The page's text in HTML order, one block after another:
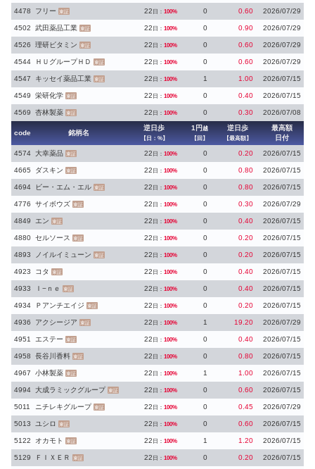
4478 フリー 東証 22 日： 100% 0 0.60 2026/07/29
4502 武田薬品工業 東証 22 日： 100% 0 0.90 2026/07/29
4526 理研ビタミン 東証 22 日： 100% 0 0.60 2026/07/29
4544 ＨＵグループＨＤ 東証 22 日： 100% 0 0.60 2026/07/29
4547 キッセイ薬品工業 東証 22 日： 100% 1 1.00 2026/07/15
4549 栄研化学 東証 22 日： 100% 0 0.40 2026/07/15
4569 杏林製薬 東証 22 日： 100% 0 0.30 2026/07/08
code 銘柄名
逆日歩
【日：%】
1円 越
【回】
逆日歩
【最高額】
最高額
日付
4574 大幸薬品 東証 22 日： 100% 0 0.20 2026/07/15
4665 ダスキン 東証 22 日： 100% 0 0.80 2026/07/15
4694 ビー・エム・エル 東証 22 日： 100% 0 0.80 2026/07/15
4776 サイボウズ 東証 22 日： 100% 0 0.30 2026/07/29
4849 エン 東証 22 日： 100% 0 0.40 2026/07/15
4880 セルソース 東証 22 日： 100% 0 0.20 2026/07/15
4893 ノイルイミューン 東証 22 日： 100% 0 0.20 2026/07/15
4923 コタ 東証 22 日： 100% 0 0.40 2026/07/15
4933 Ｉ−ｎｅ 東証 22 日： 100% 0 0.40 2026/07/15
4934 Ｐアンチエイジ 東証 22 日： 100% 0 0.20 2026/07/15
4936 アクシージア 東証 22 日： 100% 1 19.20 2026/07/29
4951 エステー 東証 22 日： 100% 0 0.40 2026/07/15
4958 長谷川香料 東証 22 日： 100% 0 0.80 2026/07/15
4967 小林製薬 東証 22 日： 100% 1 1.00 2026/07/15
4994 大成ラミックグループ 東証 22 日： 100% 0 0.60 2026/07/15
5011 ニチレキグループ 東証 22 日： 100% 0 0.45 2026/07/29
5013 ユシロ 東証 22 日： 100% 0 0.60 2026/07/15
5122 オカモト 東証 22 日： 100% 1 1.20 2026/07/15
5129 ＦＩＸＥＲ 東証 22 日： 100% 0 0.20 2026/07/15